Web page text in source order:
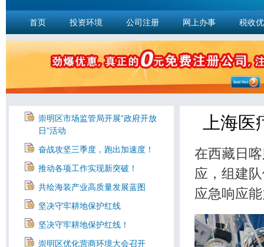
首页 投资环境 公司注册 网上办事 税收
崇明区市场监管局开展“政府开放
日”活动
奋战攻坚三季度，跑出加速度！
推动各项工作实现新突破！
共绘海装产业高质量发展蓝图
坚决守牢耕地保护红线
坚决守牢耕地保护红线！
崇明区优化营商环境大会召开
上海
在西藏日
应，组建
应急响应